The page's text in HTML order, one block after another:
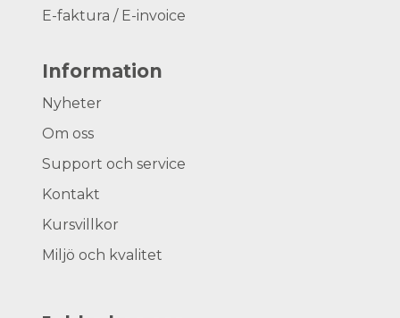
E-faktura / E-invoice
Information
Nyheter
Om oss
Support och service
Kontakt
Kursvillkor
Miljö och kvalitet